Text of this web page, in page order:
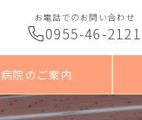
お電話でのお問い合わせ
0955-46-2121
病院のご案内